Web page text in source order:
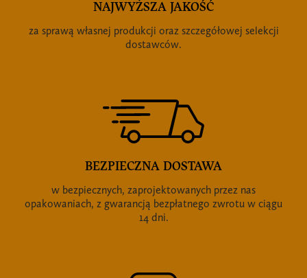
NAJWYŻSZA JAKOŚĆ
za sprawą własnej produkcji oraz szczegółowej selekcji
dostawców.
BEZPIECZNA DOSTAWA
w bezpiecznych, zaprojektowanych przez nas
opakowaniach, z gwarancją bezpłatnego zwrotu w ciągu
14 dni.